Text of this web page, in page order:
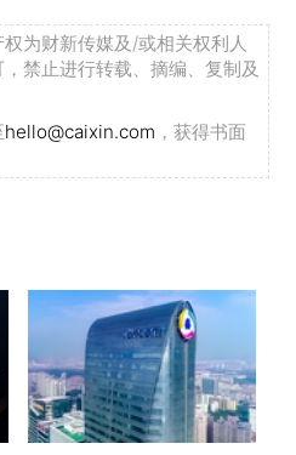
为财新传媒及/或相关权利人
禁止进行转载、摘编、复制及
hello@caixin.com ，获得书面